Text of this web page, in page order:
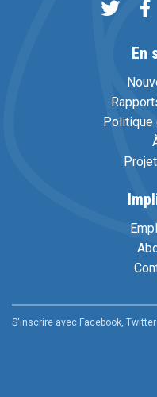
En
S'inscrire avec Facebook,